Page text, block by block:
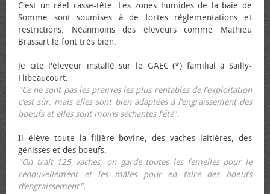
C'est un réel casse-tête. Les zones humides de la baie de
Somme sont soumises à de fortes réglementations et
restrictions. Néanmoins des éleveurs comme Mathieu
Brassart le font très bien.
Je cite l'éleveur installé sur le GAEC (*) familial à Sailly-
Flibeaucourt:
"Ce ne sont pas les prairies les plus rentables de l’exploitation
c’est sûr, mais elles sont bien adaptées à l’engraissement des
bœufs et elles sont moins séchantes l’été".
Il élève toute la filière bovine, des vaches laitières, des
génisses et des bœufs.
"On trait 125 vaches, on garde toutes les femelles pour le
renouvellement et les mâles pour en faire des bœufs
d’engraissement".